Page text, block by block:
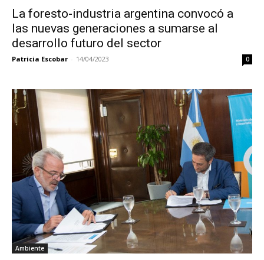
La foresto-industria argentina convocó a
las nuevas generaciones a sumarse al
desarrollo futuro del sector
Patricia Escobar - 14/04/2023 0
Ambiente